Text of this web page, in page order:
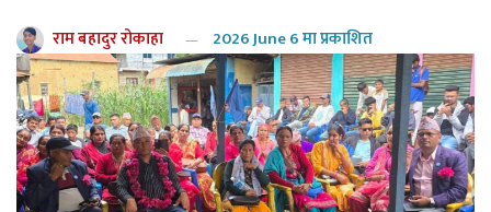
राम बहादुर रोकाहा 2026 June 6 मा प्रकाशित